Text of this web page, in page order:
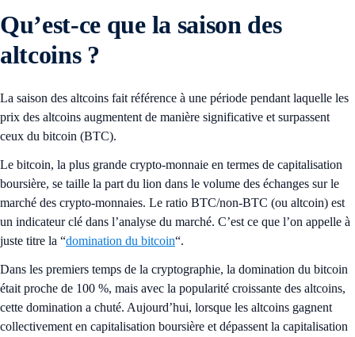
Qu’est-ce que la saison des
altcoins ?
La saison des altcoins fait référence à une période pendant laquelle les
prix des altcoins augmentent de manière significative et surpassent
ceux du bitcoin (BTC).
Le bitcoin, la plus grande crypto-monnaie en termes de capitalisation
boursière, se taille la part du lion dans le volume des échanges sur le
marché des crypto-monnaies. Le ratio BTC/non-BTC (ou altcoin) est
un indicateur clé dans l’analyse du marché. C’est ce que l’on appelle à
juste titre la “domination du bitcoin“.
Dans les premiers temps de la cryptographie, la domination du bitcoin
était proche de 100 %, mais avec la popularité croissante des altcoins,
cette domination a chuté. Aujourd’hui, lorsque les altcoins gagnent
collectivement en capitalisation boursière et dépassent la capitalisation